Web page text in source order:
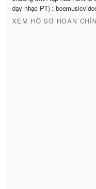
dạy nhạc PT) :
XEM HỒ SƠ HOÀN